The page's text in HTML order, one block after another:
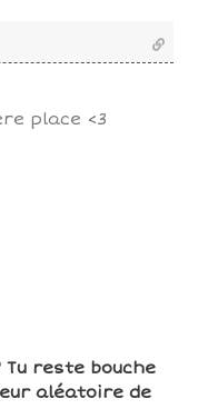
place <3
reste bouche
aléatoire de